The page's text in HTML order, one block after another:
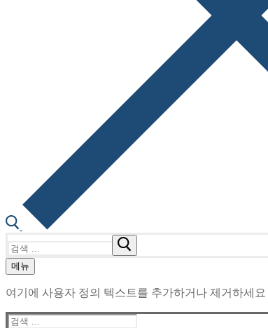
색
메뉴
여기에 사용자 정의 텍스트를 추가하거나 제거하세요
검